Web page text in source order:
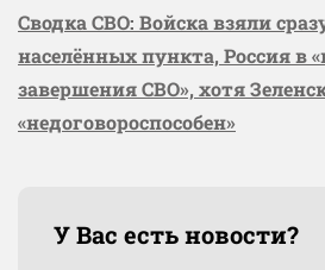
Сводка СВО: Войска взяли
населённых пункта, Россия в
завершения СВО», хотя
«недоговороспособен»
У Вас есть новости?